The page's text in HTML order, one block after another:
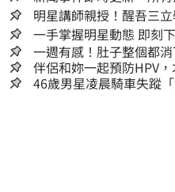
明星講師親授！醒吾三
一手掌握
一週有感！肚子整個都
夠
伴侶和妳一起預防HPV，
46歲男星凌晨騎車失蹤